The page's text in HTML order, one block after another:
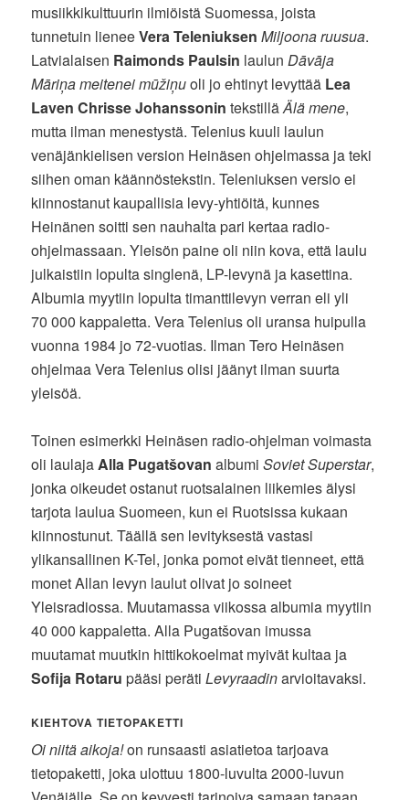
musiikkikulttuurin ilmiöistä Suomessa, joista
tunnetuin lieneeVera Teleniuksen Miljoona ruusua.
Latvialaisen Raimonds Paulsin laulunDāvāja
Māriņa meitenei mūžiņuoli jo ehtinyt levyttää Lea
Laven Chrisse Johanssonin tekstilläÄlä mene,
mutta ilman menestystä. Telenius kuuli laulun
venäjänkielisen version Heinäsen ohjelmassa ja teki
siihen oman käännöstekstin. Teleniuksen versio ei
kiinnostanut kaupallisia levy-yhtiöitä, kunnes
Heinänen soitti sen nauhalta pari kertaa radio-
ohjelmassaan. Yleisön paine oli niin kova, että laulu
julkaistiin lopulta singlenä, LP-levynä ja kasettina.
Albumia myytiin lopulta timanttilevyn verran eli yli
70 000 kappaletta. Vera Telenius oli uransa huipulla
vuonna 1984 jo 72-vuotias. Ilman Tero Heinäsen
ohjelmaa Vera Telenius olisi jäänyt ilman suurta
yleisöä.
Toinen esimerkki Heinäsen radio-ohjelman voimasta
oli laulajaAlla Pugatšovan albumiSoviet Superstar,
jonka oikeudet ostanut ruotsalainen liikemies älysi
tarjota laulua Suomeen, kun ei Ruotsissa kukaan
kiinnostunut. Täällä sen levityksestä vastasi
ylikansallinen K-Tel, jonka pomot eivät tienneet, että
monet Allan levyn laulut olivat jo soineet
Yleisradiossa. Muutamassa viikossa albumia myytiin
40 000 kappaletta. Alla Pugatšovan imussa
muutamat muutkin hittikokoelmat myivät kultaa ja
Sofija Rotaru pääsi perätiLevyraadinarvioitavaksi.
KIEHTOVA TIETOPAKETTI
Oi niitä aikoja!on runsaasti asiatietoa tarjoava
tietopaketti, joka ulottuu 1800-luvulta 2000-luvun